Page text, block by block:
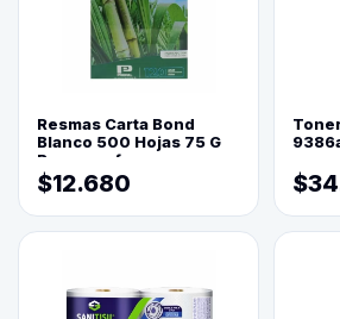
Resmas Carta Bond
Blanco 500 Hojas 75 G
Reprograf.
$12.680